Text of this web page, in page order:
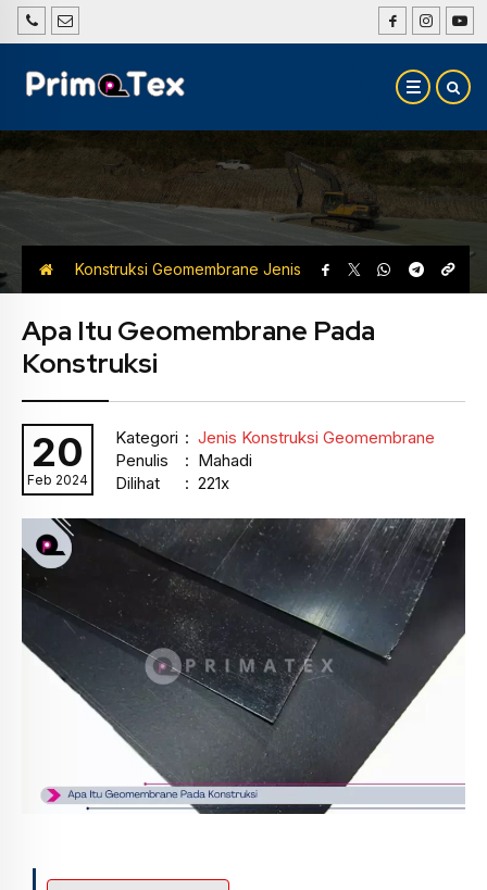
Konstruksi Geomembrane Jenis
Apa Itu Geomembrane Pada
Konstruksi
20
Feb 2024
Kategori : Jenis Konstruksi Geomembrane
Penulis
: Mahadi
Dilihat
: 221x